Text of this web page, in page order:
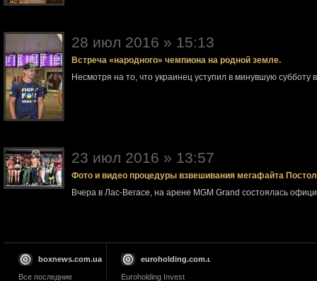
28 июл 2016 » 15:13
Встреча «народного» чемпиона на родной земле.
Несмотря на то, что украинец уступил в минувшую субботу
23 июл 2016 » 13:57
Фото и видео процедуры взвешивания мегафайта
Вчера в Лас-Вегасе, на арене MGM Grand состоялась
boxnews.com.ua
Все последние
euroholding.com.ua
Euroholding Invest